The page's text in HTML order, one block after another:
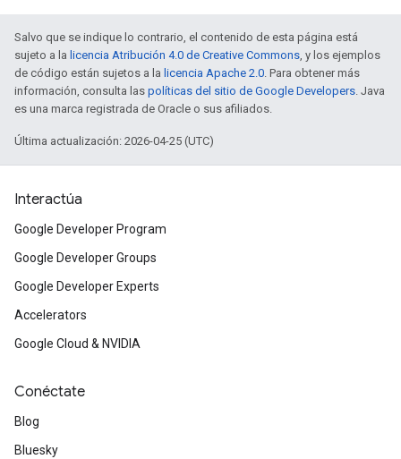
Salvo que se indique lo contrario, el contenido de esta página está
sujeto a la licencia Atribución 4.0 de Creative Commons, y los ejemplos
de código están sujetos a la licencia Apache 2.0. Para obtener más
información, consulta las políticas del sitio de Google Developers. Java
es una marca registrada de Oracle o sus afiliados.
Última actualización: 2026-04-25 (UTC)
Interactúa
Google Developer Program
Google Developer Groups
Google Developer Experts
Accelerators
Google Cloud & NVIDIA
Conéctate
Blog
Bluesky